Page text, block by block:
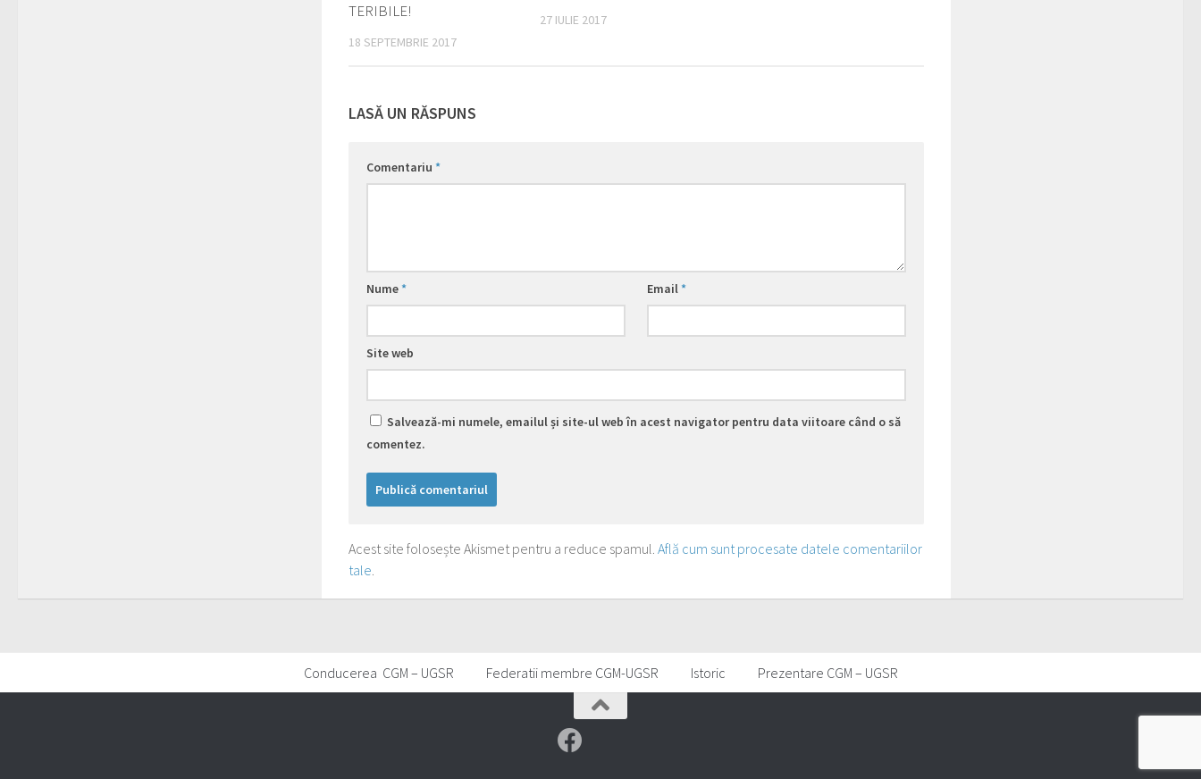
TERIBILE!
18 SEPTEMBRIE 2017
27 IULIE 2017
LASĂ UN RĂSPUNS
Comentariu *
Nume* Email*
Site web
Salvează-mi numele, emailul și site-ul web în acest navigator pentru data viitoare când o să
comentez.
Acest site folosește Akismet pentru a reduce spamul. Află cum sunt procesate datele comentariilor
tale.
Conducerea CGM – UGSR Federatii membre CGM-UGSR Istoric Prezentare CGM – UGSR